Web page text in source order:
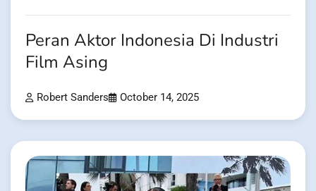
Peran Aktor Indonesia Di Industri
Film Asing
Robert Sanders October 14, 2025